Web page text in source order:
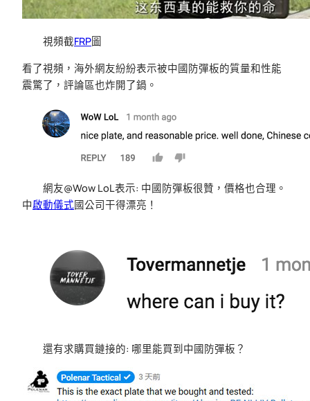
視頻截FRP圖
看了視頻，海外網友紛紛表示被中國防彈板的質量和性能
震驚了，評論區也炸開了鍋。
網友@Wow LoL表示: 中國防彈板很贊，價格也合理。
中啟動儀式國公司干得漂亮！
還有求購買鏈接的: 哪里能買到中國防彈板？